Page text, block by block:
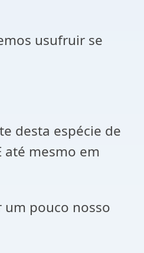
usufruir se
desta espécie de
até mesmo em
pouco nosso